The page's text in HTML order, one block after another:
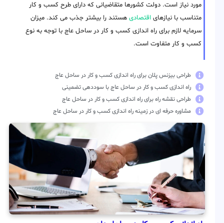
مورد نیاز است. دولت کشورها متقاضیانی که دارای طرح کسب و کار
متناسب با نیازهای اقتصادی هستند را بیشتر جذب می کند. میزان
سرمایه لازم برای راه اندازی کسب و کار در ساحل عاج با توجه به نوع
کسب و کار متفاوت است.
طراحی بیزنس پلان برای راه اندازی کسب و کار در ساحل عاج
راه اندازی کسب و کار در ساحل عاج با سوددهی تضمینی
طراحی نقشه راه برای راه اندازی کسب و کار در ساحل عاج
مشاوره حرفه ای در زمینه راه اندازی کسب و کار در ساحل عاج